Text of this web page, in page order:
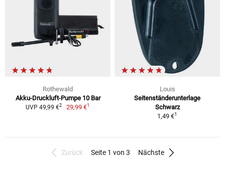
Rothewald
Akku-Druckluft-Pumpe 10 Bar
UVP 49,99 €2 29,99 €1
Louis
Seitenständerunterlage
Schwarz
1,49 €1
Zurück Seite 1 von 3 Nächste